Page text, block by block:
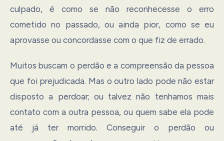
culpado, é como se não reconhecesse o erro
cometido no passado, ou ainda pior, como se eu
aprovasse ou concordasse com o que fiz de errado.
Muitos buscam o perdão e a compreensão da pessoa
que foi prejudicada. Mas o outro lado pode não estar
disposto a perdoar; ou talvez não tenhamos mais
contato com a outra pessoa, ou quem sabe ela pode
até já ter morrido. Conseguir o perdão ou